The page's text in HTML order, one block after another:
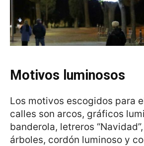
Motivos luminosos
Los motivos escogidos para
calles son arcos, gráficos
banderola, letreros
árboles, cordón luminoso y